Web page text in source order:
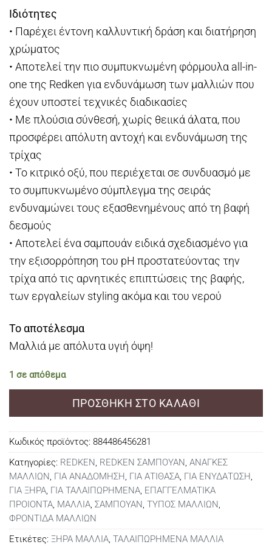
Ιδιότητες
• Παρέχει έντονη καλλυντική δράση και διατήρηση
χρώματος
• Αποτελεί την πιο συμπυκνωμένη φόρμουλα all-in-
one της Redken για ενδυνάμωση των μαλλιών που
έχουν υποστεί τεχνικές διαδικασίες
• Με πλούσια σύνθεσή, χωρίς θειικά άλατα, που
προσφέρει απόλυτη αντοχή και ενδυνάμωση της
τρίχας
• Το κιτρικό οξύ, που περιέχεται σε συνδυασμό με
το συμπυκνωμένο σύμπλεγμα της σειράς
ενδυναμώνει τους εξασθενημένους από τη βαφή
δεσμούς
• Αποτελεί ένα σαμπουάν ειδικά σχεδιασμένο για
την εξισορρόπηση του pH προστατεύοντας την
τρίχα από τις αρνητικές επιπτώσεις της βαφής,
των εργαλείων styling ακόμα και του νερού
Το αποτέλεσμα
Μαλλιά με απόλυτα υγιή όψη!
1 σε απόθεμα
ΠΡΟΣΘΉΚΗ ΣΤΟ ΚΑΛΆΘΙ
Κωδικός προϊόντος: 884486456281
Κατηγορίες: REDKEN, REDKEN ΣΑΜΠΟΥΑΝ, ΑΝΑΓΚΕΣ
ΜΑΛΛΙΩΝ, ΓΙΑ ΑΝΑΔΟΜΗΣΗ, ΓΙΑ ΑΤΙΘΑΣΑ, ΓΙΑ ΕΝΥΔΑΤΩΣΗ,
ΓΙΑ ΞΗΡΑ, ΓΙΑ ΤΑΛΑΙΠΩΡΗΜΕΝΑ, ΕΠΑΓΓΕΛΜΑΤΙΚΑ
ΠΡΟΙΟΝΤΑ, ΜΑΛΛΙΑ, ΣΑΜΠΟΥΑΝ, ΤΥΠΟΣ ΜΑΛΛΙΩΝ,
ΦΡΟΝΤΙΔΑ ΜΑΛΛΙΩΝ
Ετικέτες: ΞΗΡΑ ΜΑΛΛΙΑ, ΤΑΛΑΙΠΩΡΗΜΕΝΑ ΜΑΛΛΙΑ